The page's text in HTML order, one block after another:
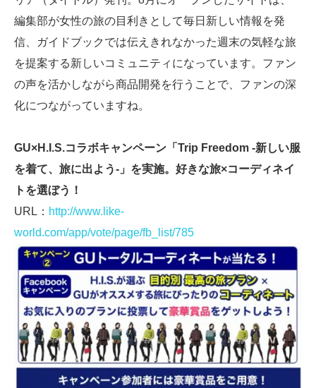
編集部が女性の旅の目利きとして毎日新しい情報を発
信、ガイドブックでは伝えきれなかった週末の気軽な旅
を提案する新しいコミュニティになっています。ファン
の声を活かしながら商品開発を行うことで、ファンの深
化につながっていますね。
GU×H.I.S.コラボキャンペーン「Trip Freedom -新しい服
を着て、旅に出よう-」を実施。好きな旅×コーディネイ
トを選ぼう！
URL： http://www.like-
world.com/app/vote/page/fb_list/785